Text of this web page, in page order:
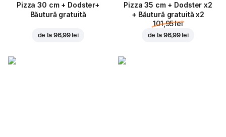
Pizza 30 cm + Dodster+
Băutură gratuită
de la 96,99 lei
Pizza 35 cm + Dodster x2
+ Băutură gratuită x2
101,95 lei
de la 96,99 lei